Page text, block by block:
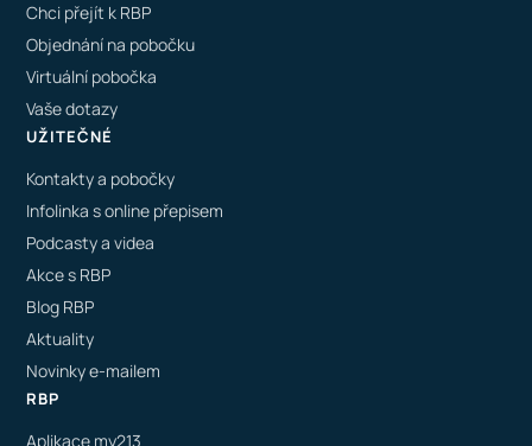
Chci přejít k RBP
Objednání na pobočku
Virtuální pobočka
Vaše dotazy
UŽITEČNÉ
Kontakty a pobočky
Infolinka s online přepisem
Podcasty a videa
Akce s RBP
Blog RBP
Aktuality
Novinky e-mailem
RBP
Aplikace my213